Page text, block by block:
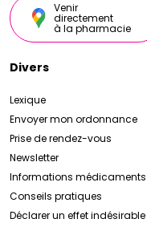
Venir
directement
à la pharmacie
Divers
Lexique
Envoyer mon ordonnance
Prise de rendez-vous
Newsletter
Informations médicaments
Conseils pratiques
Déclarer un effet indésirable